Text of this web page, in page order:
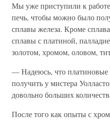
Мы уже приступили к
печь, чтобы можно было
сплавы железа. Кроме
сплавы с платиной,
золотом, хромом, оловом,
— Надеюсь, что
получить у мистера
довольно больших
После того как опыты с